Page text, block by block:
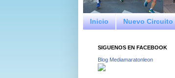
Inicio Nuevo Circuito
SIGUENOS EN FACEBOOK
Blog Mediamaratonleon